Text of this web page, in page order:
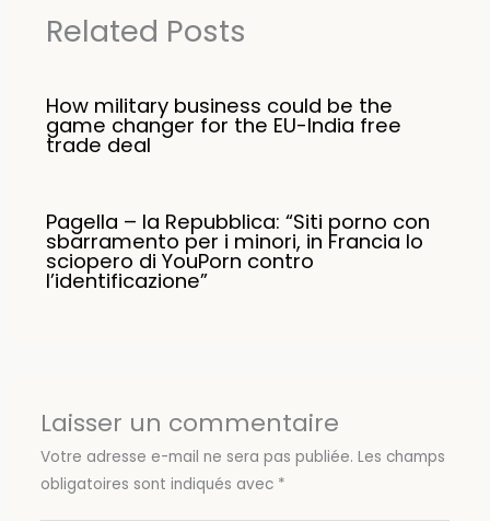
Related Posts
How military business could be the
game changer for the EU-India free
trade deal
Pagella – la Repubblica: “Siti porno con
sbarramento per i minori, in Francia lo
sciopero di YouPorn contro
l’identificazione”
Laisser un commentaire
Votre adresse e-mail ne sera pas publiée. Les champs
obligatoires sont indiqués avec *